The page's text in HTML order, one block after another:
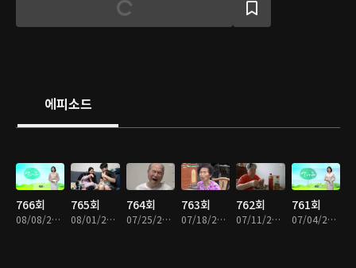
에피소드
766회
08/08/2026 • 49분
765회
08/01/2026 • 48분
764회
07/25/2026 • 48분
763회
07/18/2026 • 49분
762회
07/11/2026 • 48분
761회
07/04/2026 • 49분